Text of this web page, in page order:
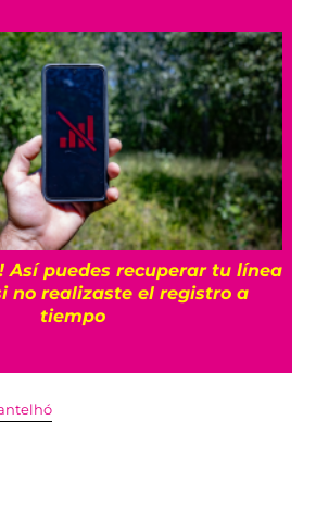
Así puedes recuperar tu línea
no realizaste el registro a
tiempo